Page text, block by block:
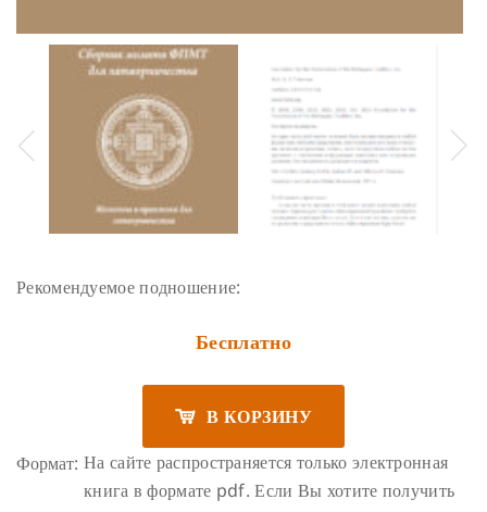
Рекомендуемое подношение:
Бесплатно
В КОРЗИНУ
Формат: На сайте распространяется только электронная
книга в формате pdf. Если Вы хотите получить